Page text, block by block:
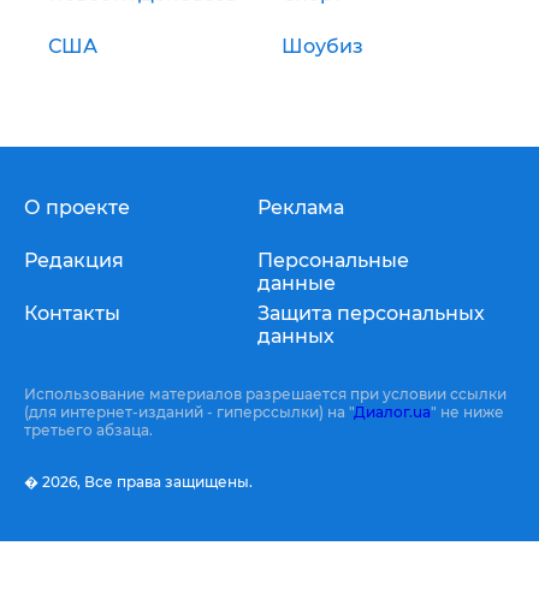
США Шоубиз
О проекте
Редакция
Контакты
Реклама
Персональные
данные
Защита персональных
данных
Использование материалов разрешается при условии ссылки
(для интернет-изданий - гиперссылки) на "Диалог.ua" не ниже
третьего абзаца.
� 2026, Все права защищены.